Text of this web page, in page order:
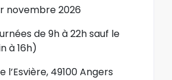
novembre 2026
de 9h à 22h sauf le
à 16h)
l’Esvière, 49100 Angers